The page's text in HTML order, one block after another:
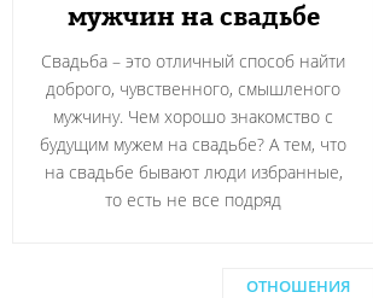
мужчин на свадьбе
Свадьба – это отличный способ найти
доброго, чувственного, смышленого
мужчину. Чем хорошо знакомство с
будущим мужем на свадьбе? А тем, что
на свадьбе бывают люди избранные,
то есть не все подряд
ОТНОШЕНИЯ